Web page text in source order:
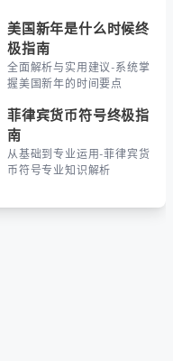
美国新年是什么时候终
极指南
全面解析与实用建议-系统掌
握美国新年的时间要点
菲律宾货币符号终极指
南
从基础到专业运用-菲律宾货
币符号专业知识解析